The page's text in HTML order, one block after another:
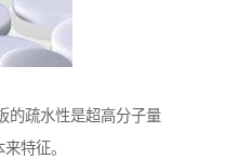
的疏水性是超高分子量
特征。